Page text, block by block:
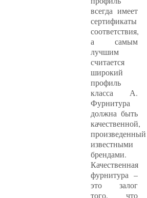
всегда имеет
сертификаты
соответствия,
а самым
лучшим
считается
широкий
профиль
класса А.
Фурнитура
должна быть
качественной,
произведенный
известными
брендами.
Качественная
фурнитура –
это залог
того, что